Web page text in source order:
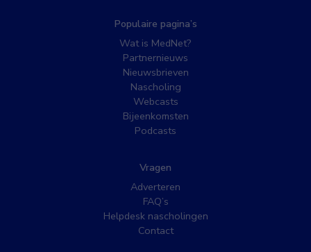
Populaire pagina’s
Wat is MedNet?
Partnernieuws
Nieuwsbrieven
Nascholing
Webcasts
Bijeenkomsten
Podcasts
Vragen
Adverteren
FAQ’s
Helpdesk nascholingen
Contact